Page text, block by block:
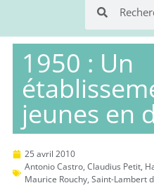
1950 : Un
jeunes en
25 avril 2010
Antonio Castro, Claudius Petit,
Maurice Rouchy, Saint-Lambert